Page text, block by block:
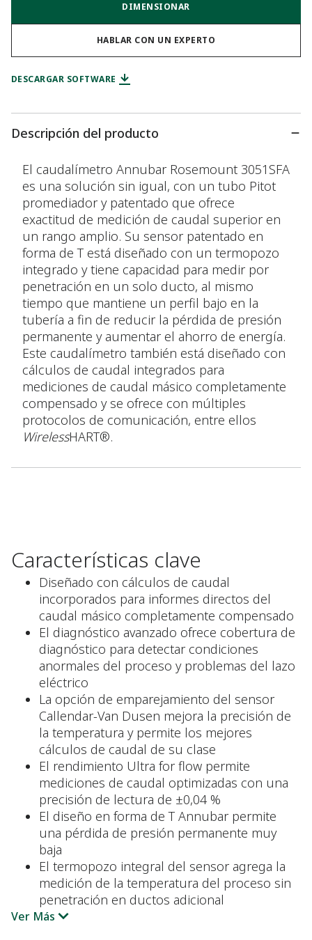
DIMENSIONAR
HABLAR CON UN EXPERTO
DESCARGAR SOFTWARE
Descripción del producto
El caudalímetro Annubar Rosemount 3051SFA
es una solución sin igual, con un tubo Pitot
promediador y patentado que ofrece
exactitud de medición de caudal superior en
un rango amplio. Su sensor patentado en
forma de T está diseñado con un termopozo
integrado y tiene capacidad para medir por
penetración en un solo ducto, al mismo
tiempo que mantiene un perfil bajo en la
tubería a fin de reducir la pérdida de presión
permanente y aumentar el ahorro de energía.
Este caudalímetro también está diseñado con
cálculos de caudal integrados para
mediciones de caudal másico completamente
compensado y se ofrece con múltiples
protocolos de comunicación, entre ellos
WirelessHART®.
Características clave
Diseñado con cálculos de caudal
incorporados para informes directos del
caudal másico completamente compensado
El diagnóstico avanzado ofrece cobertura de
diagnóstico para detectar condiciones
anormales del proceso y problemas del lazo
eléctrico
La opción de emparejamiento del sensor
Callendar-Van Dusen mejora la precisión de
la temperatura y permite los mejores
cálculos de caudal de su clase
El rendimiento Ultra for flow permite
mediciones de caudal optimizadas con una
precisión de lectura de ±0,04 %
El diseño en forma de T Annubar permite
una pérdida de presión permanente muy
baja
El termopozo integral del sensor agrega la
medición de la temperatura del proceso sin
penetración en ductos adicional
Ver Más